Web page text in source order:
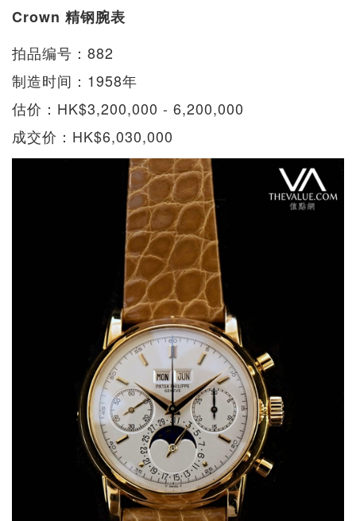
Crown 精钢腕表
拍品编号：882
制造时间：1958年
估价：HK$3,200,000 - 6,200,000
成交价：HK$6,030,000